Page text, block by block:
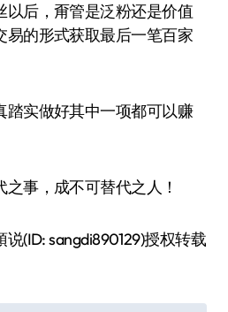
以后，甭管是泛粉还是价值
易的形式获取最后一笔百家
踏实做好其中一项都可以赚
事，成不可替代之人！
(ID: sangdi890129)授权转载